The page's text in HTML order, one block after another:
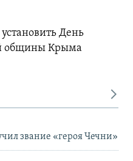
День
общины Крыма
звание «героя Чечни»